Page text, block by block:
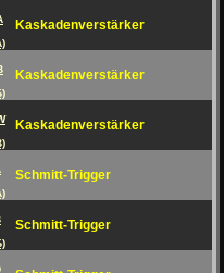
Kaskadenverstärker
Kaskadenverstärker
Kaskadenverstärker
Schmitt-Trigger
Schmitt-Trigger